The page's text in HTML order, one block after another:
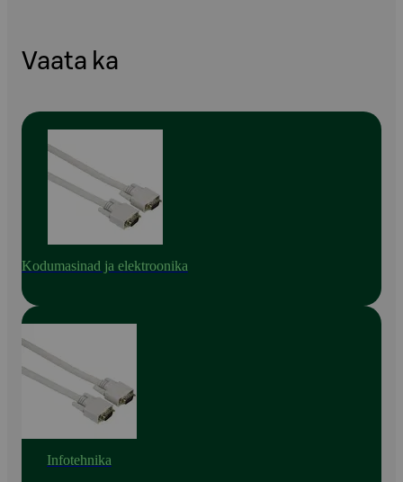
Vaata ka
Kodumasinad ja elektroonika
Infotehnika